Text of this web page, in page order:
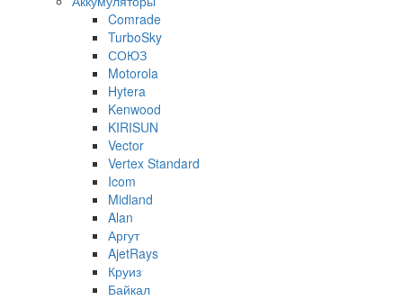
Comrade
TurboSky
СОЮЗ
Motorola
Hytera
Kenwood
KIRISUN
Vector
Vertex Standard
Icom
Midland
Alan
Аргут
AjetRays
Круиз
Байкал